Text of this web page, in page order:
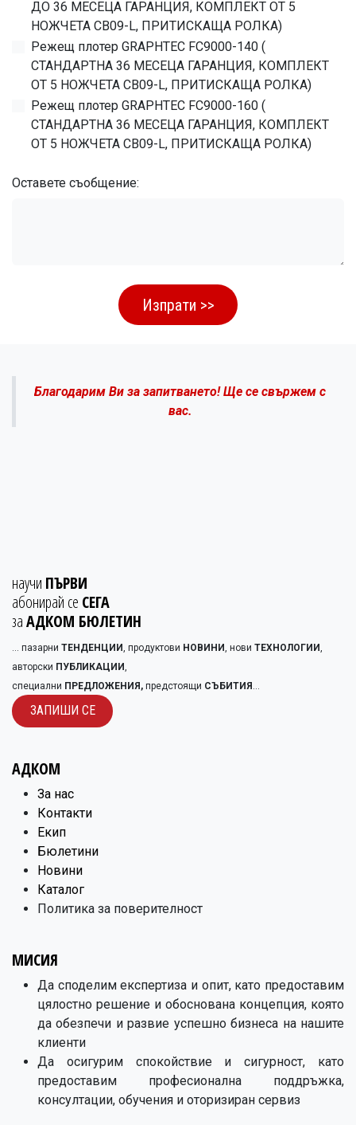
ДО 36 МЕСЕЦА ГАРАНЦИЯ, КОМПЛЕКТ ОТ 5
НОЖЧЕТА CB09-L, ПРИТИСКАЩА РОЛКА)
Режещ плотер GRAPHTEC FC9000-140 (
СТАНДАРТНА 36 МЕСЕЦА ГАРАНЦИЯ, КОМПЛЕКТ
ОТ 5 НОЖЧЕТА CB09-L, ПРИТИСКАЩА РОЛКА)
Режещ плотер GRAPHTEC FC9000-160 (
СТАНДАРТНА 36 МЕСЕЦА ГАРАНЦИЯ, КОМПЛЕКТ
ОТ 5 НОЖЧЕТА CB09-L, ПРИТИСКАЩА РОЛКА)
Оставете съобщение:
Изпрати >>
Благодарим Ви за запитването! Ще се свържем с
вас.
научи ПЪРВИ
абонирай се СЕГА
заАДКОМ БЮЛЕТИН
... пазарни ТЕНДЕНЦИИ, продуктови НОВИНИ, нови ТЕХНОЛОГИИ,
авторски ПУБЛИКАЦИИ,
специални ПРЕДЛОЖЕНИЯ, предстоящи СЪБИТИЯ ...
ЗАПИШИ С​​Е
АДКОМ
​За нас
Контакти
Екип
Бюлетини
Новини
Каталог
Политика за поверителност
МИСИЯ
Да споделим експертиза и опит, като предоставим
цялостно решение и обоснована концепция, която
да обезпечи и развие успешно бизнеса на нашите
клиенти
Да осигурим спокойствие и сигурност, като
предоставим професионална поддръжка,
консултации, обучения и оторизиран сервиз